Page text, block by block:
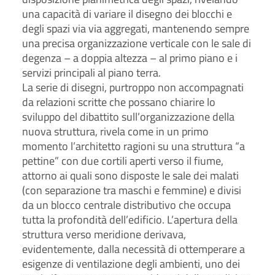
una capacità di variare il disegno dei blocchi e
degli spazi via via aggregati, mantenendo sempre
una precisa organizzazione verticale con le sale di
degenza – a doppia altezza – al primo piano e i
servizi principali al piano terra.
La serie di disegni, purtroppo non accompagnati
da relazioni scritte che possano chiarire lo
sviluppo del dibattito sull’organizzazione della
nuova struttura, rivela come in un primo
momento l’architetto ragioni su una struttura “a
pettine” con due cortili aperti verso il fiume,
attorno ai quali sono disposte le sale dei malati
(con separazione tra maschi e femmine) e divisi
da un blocco centrale distributivo che occupa
tutta la profondità dell’edificio. L’apertura della
struttura verso meridione derivava,
evidentemente, dalla necessità di ottemperare a
esigenze di ventilazione degli ambienti, uno dei